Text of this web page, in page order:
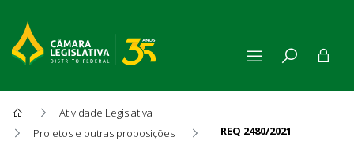
Atividade Legislativa
Projetos e outras proposições
REQ 2480/2021